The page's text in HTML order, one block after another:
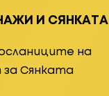
И СЯНКАТА
на
Сянката